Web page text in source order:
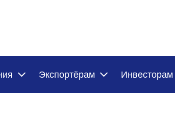
Экспортёрам Инвесторам